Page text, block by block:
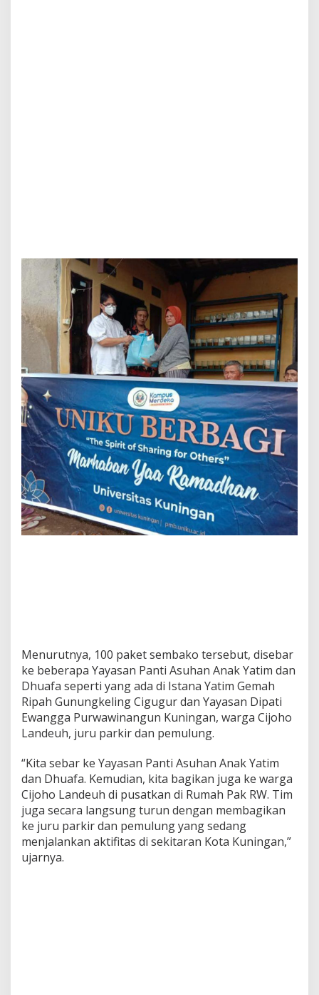
Menurutnya, 100 paket sembako tersebut, disebar
ke beberapa Yayasan Panti Asuhan Anak Yatim dan
Dhuafa seperti yang ada di Istana Yatim Gemah
Ripah Gunungkeling Cigugur dan Yayasan Dipati
Ewangga Purwawinangun Kuningan, warga Cijoho
Landeuh, juru parkir dan pemulung.
“Kita sebar ke Yayasan Panti Asuhan Anak Yatim
dan Dhuafa. Kemudian, kita bagikan juga ke warga
Cijoho Landeuh di pusatkan di Rumah Pak RW. Tim
juga secara langsung turun dengan membagikan
ke juru parkir dan pemulung yang sedang
menjalankan aktifitas di sekitaran Kota Kuningan,”
ujarnya.